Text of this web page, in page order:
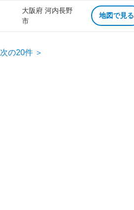
大阪府 河内長野
市
地図で見る
次の20件 ＞